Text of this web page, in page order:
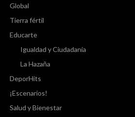
Global
Tierra fértil
Educarte
Igualdad y Ciudadanía
La Hazaña
DeporHits
¡Escenarios!
Salud y Bienestar